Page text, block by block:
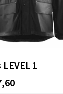
LEVEL 1